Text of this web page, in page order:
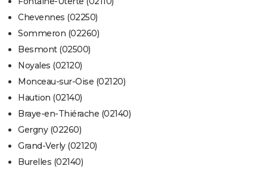
Chevennes (02250)
Sommeron (02260)
Besmont (02500)
Noyales (02120)
Monceau-sur-Oise (02120)
Haution (02140)
Braye-en-Thiérache (02140)
Gergny (02260)
Grand-Verly (02120)
Burelles (02140)